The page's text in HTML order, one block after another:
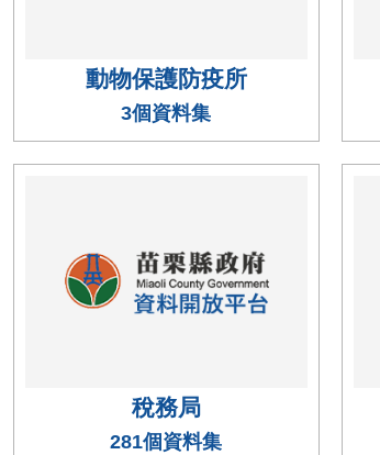
動物保護防疫所
3個資料集
稅務局
281個資料集